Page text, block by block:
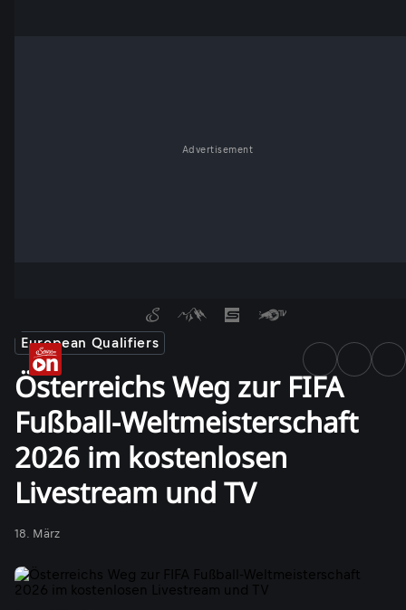
Advertisement
European Qualifiers
Österreichs Weg zur FIFA
Fußball-Weltmeisterschaft
2026 im kostenlosen
Livestream und TV
18. März